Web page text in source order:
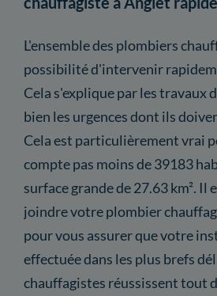
L'ensemble des plombiers
possibilité d'intervenir
Cela s'explique par les travaux
bien les urgences dont ils
Cela est particulièrement vrai
compte pas moins de 39183
surface grande de 27.63 km². Il
joindre votre plombier
pour vous assurer que votre
effectuée dans les plus brefs
chauffagistes réussissent tout